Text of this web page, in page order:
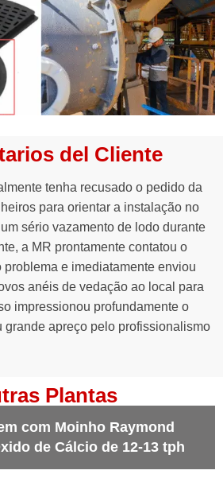
del Cliente
tenha recusado o pedido da
para orientar a instalação no
sério vazamento de lodo durante
a MR prontamente contatou o
e imediatamente enviou
anéis de vedação ao local para
impressionou profundamente o
grande apreço pelo profissionalismo
Plantas
com Moinho Raymond
de Cálcio de 12-13 tph